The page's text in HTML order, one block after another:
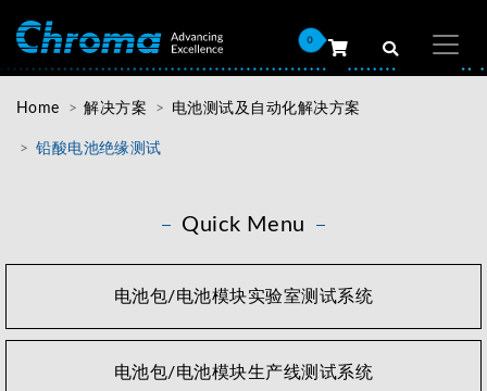
0
Home 解决方案 电池测试及自动化解决方案
铅酸电池绝缘测试
Quick Menu
电池包/电池模块实验室测试系统
电池包/电池模块生产线测试系统